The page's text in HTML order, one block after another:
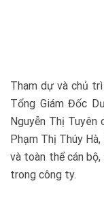
Tham dự và chủ
Tổng Giám Đốc
Nguyễn Thị
Phạm Thị Thúy
và toàn thể cán
trong công ty.